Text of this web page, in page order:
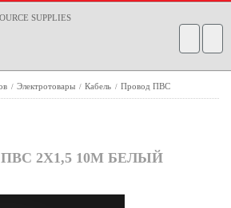
/ Электротовары / Кабель / Провод ПВС
2Х1,5 10М БЕЛЫЙ